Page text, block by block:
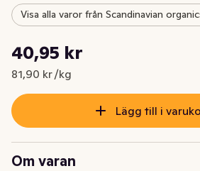
Visa alla varor från Scandinavian
Nuvarande pris är: 40,95 kr
40,95 kr
81,90 kr /kg
Styckpris: 81,90 kr /kg
Lägg till i
Om varan